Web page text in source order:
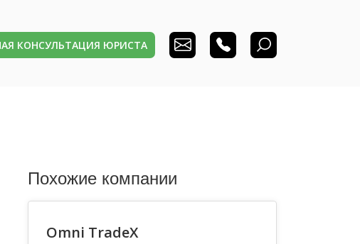
КОНСУЛЬТАЦИЯ ЮРИСТА
Похожие компании
Omni TradeX